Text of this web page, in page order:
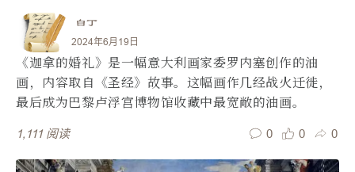
白丁
2024年6月19日
《迦拿的婚礼》是一幅意大利画家委罗内塞创作的油
画，内容取自《圣经》故事。这幅画作几经战火迁徙，
最后成为巴黎卢浮宫博物馆收藏中最宽敞的油画。
1,111 阅读 0 0 0